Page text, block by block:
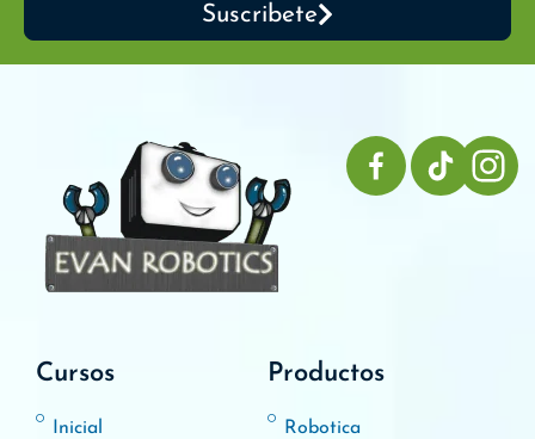
Suscribete
Cursos
Inicial
Productos
Robotica